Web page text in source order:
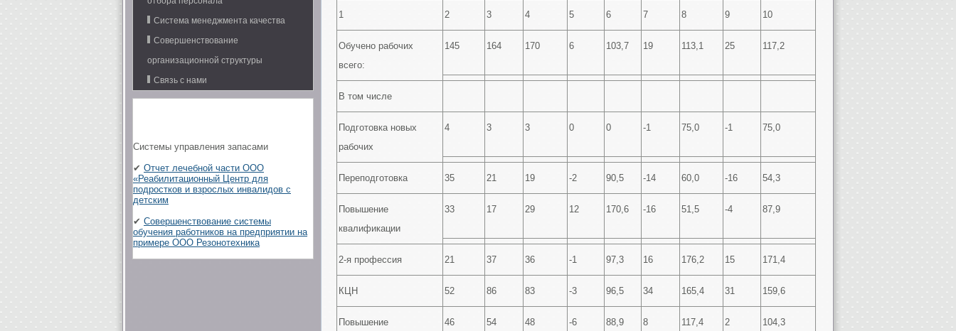
Система менеджмента качества
Совершенствование
организационной структуры
Связь с нами
Системы управления запасами
✔ Отчет лечебной части ООО
«Реабилитационный Центр для
подростков и взрослых инвалидов с
детским
✔ Совершенствование системы
обучения работников на предприятии на
примере ООО Резонотехника
1 2 3 4 5 6 7 8 9 10
Обучено рабочих
всего:
145 164 170 6 103,7 19 113,1 25 117,2
В том числе
Подготовка новых
рабочих
4 3 3 0 0 -1 75,0 -1 75,0
Переподготовка 35 21 19 -2 90,5 -14 60,0 -16 54,3
Повышение
квалификации
33 17 29 12 170,6 -16 51,5 -4 87,9
2-я профессия 21 37 36 -1 97,3 16 176,2 15 171,4
КЦН 52 86 83 -3 96,5 34 165,4 31 159,6
Повышение 46 54 48 -6 88,9 8 117,4 2 104,3